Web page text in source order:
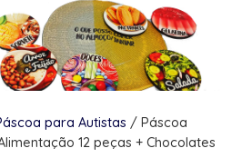
para Autistas / Páscoa
12 peças + Chocolates